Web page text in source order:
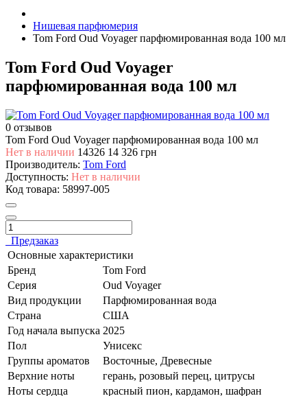
Нишевая парфюмерия
Tom Ford Oud Voyager парфюмированная вода 100 мл
Tom Ford Oud Voyager
парфюмированная вода 100 мл
0 отзывов
Tom Ford Oud Voyager парфюмированная вода 100 мл
Нет в наличии 14326 14 326 грн
Производитель: Tom Ford
Доступность: Нет в наличии
Код товара: 58997-005
Предзаказ
Основные характеристики
Бренд
Tom Ford
Серия
Oud Voyager
Вид продукции
Парфюмированная вода
Страна
США
Год начала выпуска 2025
Пол
Унисекс
Группы ароматов
Восточные, Древесные
Верхние ноты
герань, розовый перец, цитрусы
Ноты сердца
красный пион, кардамон, шафран